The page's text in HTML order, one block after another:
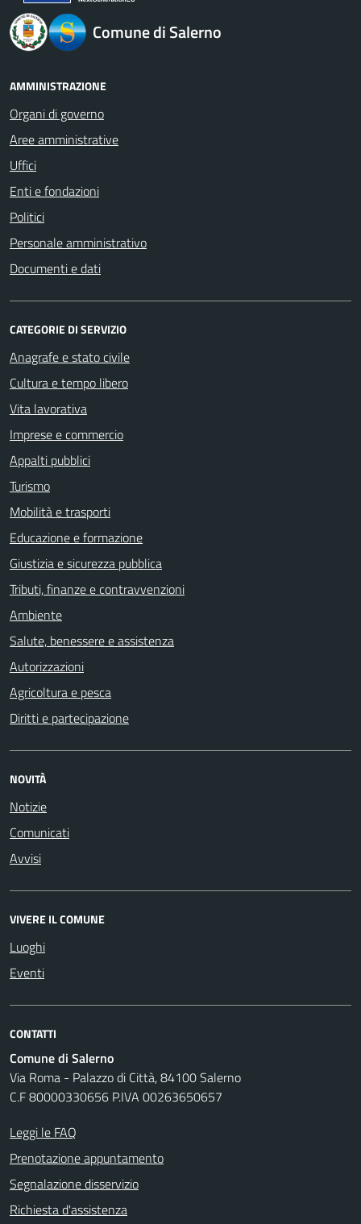
Comune di Salerno
AMMINISTRAZIONE
Organi di governo
Aree amministrative
Uffici
Enti e fondazioni
Politici
Personale amministrativo
Documenti e dati
CATEGORIE DI SERVIZIO
Anagrafe e stato civile
Cultura e tempo libero
Vita lavorativa
Imprese e commercio
Appalti pubblici
Turismo
Mobilità e trasporti
Educazione e formazione
Giustizia e sicurezza pubblica
Tributi, finanze e contravvenzioni
Ambiente
Salute, benessere e assistenza
Autorizzazioni
Agricoltura e pesca
Diritti e partecipazione
NOVITÀ
Notizie
Comunicati
Avvisi
VIVERE IL COMUNE
Luoghi
Eventi
CONTATTI
Comune di Salerno
Via Roma - Palazzo di Città, 84100 Salerno
C.F 80000330656 P.IVA 00263650657
Leggi le FAQ
Prenotazione appuntamento
Segnalazione disservizio
Richiesta d'assistenza